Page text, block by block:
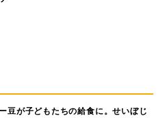
豆が子どもたちの給食に。せいぼじ